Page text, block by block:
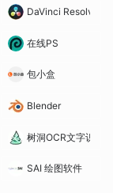
DaVinci Resolve
在线PS
包小盒
Blender
树洞OCR文字识别
SAI 绘图软件